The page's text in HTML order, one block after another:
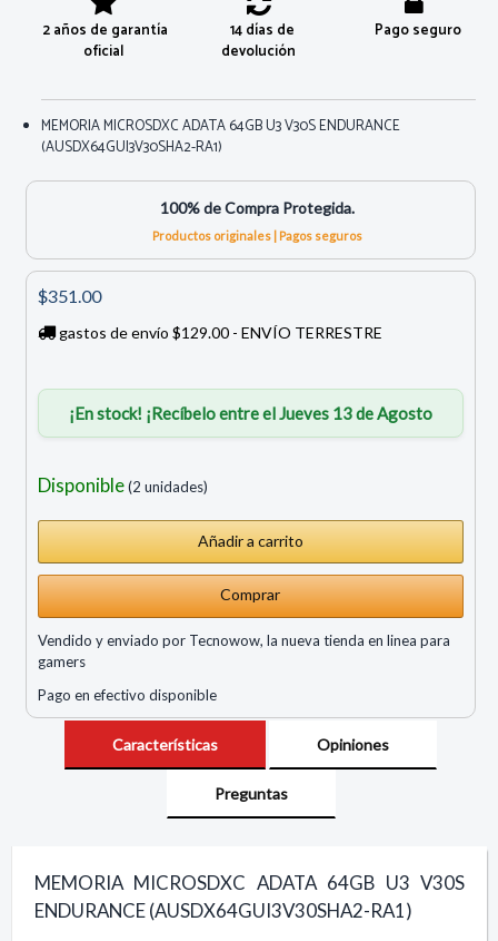
2 años de garantía
oficial
14 días de
devolución
Pago seguro
MEMORIA MICROSDXC ADATA 64GB U3 V30S ENDURANCE
(AUSDX64GUI3V30SHA2-RA1)
100% de Compra Protegida.
Productos originales | Pagos seguros
$351.00
gastos de envío $129.00 - ENVÍO TERRESTRE
¡En stock! ¡Recíbelo entre el Jueves 13 de Agosto
Disponible(2 unidades)
Comprar
Vendido y enviado por Tecnowow, la nueva tienda en linea para
gamers
Pago en efectivo disponible
Características Opiniones
Preguntas
MEMORIA MICROSDXC ADATA 64GB U3 V30S
ENDURANCE (AUSDX64GUI3V30SHA2-RA1)